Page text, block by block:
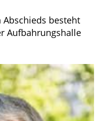
besteht
Aufbahrungshalle